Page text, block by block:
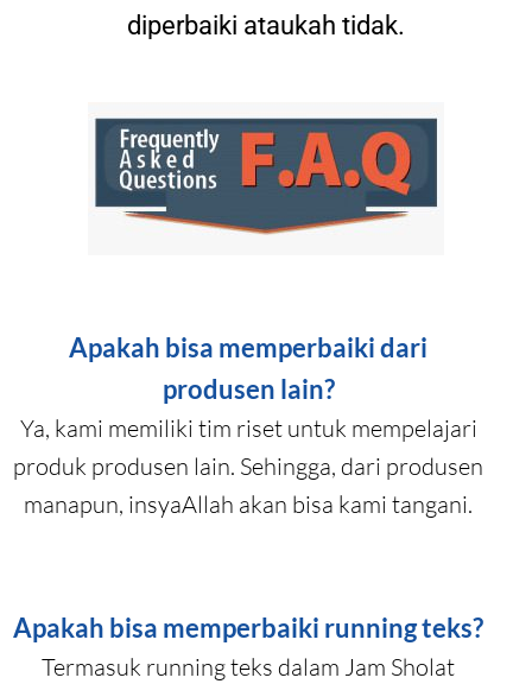
diperbaiki ataukah tidak.
Apakah bisa memperbaiki dari
produsen lain?
Ya, kami memiliki tim riset untuk mempelajari
produk produsen lain. Sehingga, dari produsen
manapun, insyaAllah akan bisa kami tangani.
Apakah bisa memperbaiki running teks?
Termasuk running teks dalam Jam Sholat